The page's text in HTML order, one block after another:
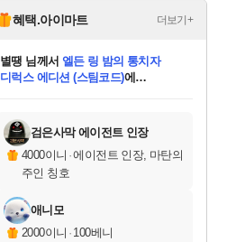
혜택.아이마트 더보기+
교환.
당첨되셨습니다.
니코 님께서 (본편포함) 데이브 더
다이버 인 더 정글 번들 (스팀코드)
당첨되셨습니다.
당첨되셨습니다.
당첨되셨습니다.
당첨되셨습니다.
당첨되셨습니다.
에디션 (스팀코드)를 교환.
당첨되셨습니다.
검은사막 에이전트 인장
4000이니 ·에이전트 인장, 마탄의
주인 칭호
애니모
2000이니 · 100베니